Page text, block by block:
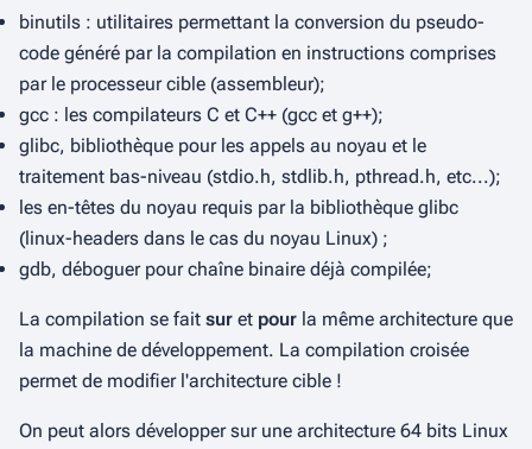
binutils : utilitaires permettant la conversion du pseudo-
code généré par la compilation en instructions comprises
par le processeur cible (assembleur);
gcc : les compilateurs C et C++ (gcc et g++);
glibc, bibliothèque pour les appels au noyau et le
traitement bas-niveau (stdio.h, stdlib.h, pthread.h, etc...);
les en-têtes du noyau requis par la bibliothèque glibc
(linux-headers dans le cas du noyau Linux) ;
gdb, déboguer pour chaîne binaire déjà compilée;
La compilation se fait sur et pour la même architecture que
la machine de développement. La compilation croisée
permet de modifier l'architecture cible !
On peut alors développer sur une architecture 64 bits Linux